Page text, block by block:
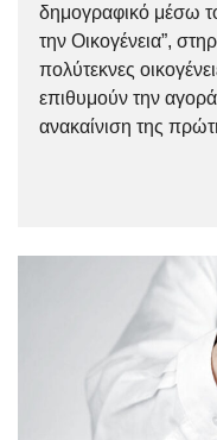
δημογραφικό μέσω
την Οικογένεια”,
πολύτεκνες
επιθυμούν την
ανακαίνιση της